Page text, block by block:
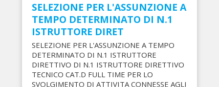
SELEZIONE PER L'ASSUNZIONE A
TEMPO DETERMINATO DI N.1
ISTRUTTORE DIRET
SELEZIONE PER L'ASSUNZIONE A TEMPO
DETERMINATO DI N.1 ISTRUTTORE
DIRETTIVO DI N.1 ISTRUTTORE DIRETTIVO
TECNICO CAT.D FULL TIME PER LO
SVOLGIMENTO DI ATTIVITA CONNESSE AGLI